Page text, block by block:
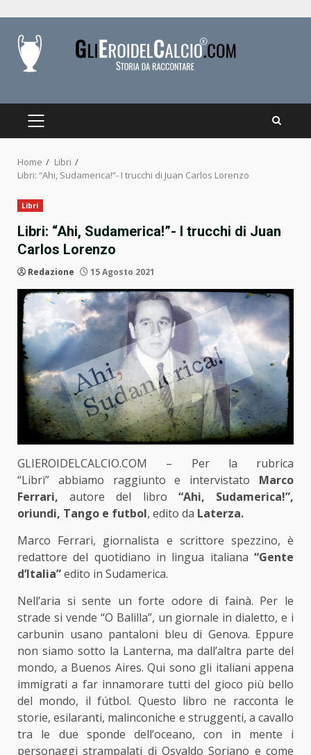
content
PRIMARY
Home
Libri
Libri: “Ahi, Sudamerica!”- I trucchi di Juan Carlos Lorenzo
Libri
Libri: “Ahi, Sudamerica!”- I trucchi di Juan
Carlos Lorenzo
Redazione 15 Agosto 2021
GLIEROIDELCALCIO.COM – Per la rubrica
“Libri” abbiamo raggiunto e intervistato Marco
Ferrari,autore del libro “Ahi, Sudamerica!”,
oriundi, Tango e futbol, edito da Laterza.
Marco Ferrari, giornalista e scrittore spezzino, è
redattore del quotidiano in lingua italiana “Gente
d’Italia”edito in Sudamerica.
Nell’aria si sente un forte odore di fainà. Per le
strade si vende “O Balilla”, un giornale in dialetto, e i
carbunin usano pantaloni bleu di Genova. Eppure
non siamo sotto la Lanterna, ma dall’altra parte del
mondo, a Buenos Aires. Qui sono gli italiani appena
immigrati a far innamorare tutti del gioco più bello
del mondo, il fútbol. Questo libro ne racconta le
storie, esilaranti, malinconiche e struggenti, a cavallo
tra le due sponde dell’oceano, con in mente i
personaggi strampalati di Osvaldo Soriano e come